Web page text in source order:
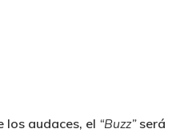
los audaces, el “Buzz”será